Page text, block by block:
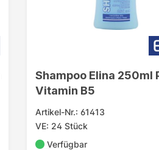
Shampoo Elina 250ml
Vitamin B5
Artikel-Nr.: 61413
VE: 24 Stück
Verfügbar